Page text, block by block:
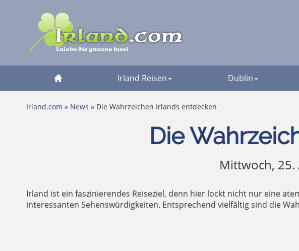
Irland Reisen Dublin
Irland.com » News » Die Wahrzeichen Irlands entdecken
Die
Mittwoch,
Irland ist ein faszinierendes Reiseziel, denn hier lockt nicht nur eine
interessanten Sehenswürdigkeiten. Entsprechend vielfältig sind die